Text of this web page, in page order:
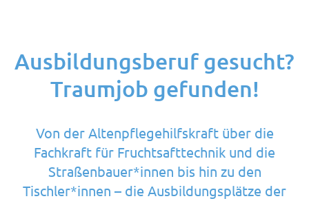
Ausbildungsberuf gesucht?
Traumjob gefunden!
Von der Altenpflegehilfskraft über die
Fachkraft für Fruchtsafttechnik und die
Straßenbauer*innen bis hin zu den
Tischler*innen – die Ausbildungsplätze der